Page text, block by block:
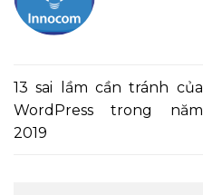
13 sai lầm cần tránh của
WordPress trong năm
2019